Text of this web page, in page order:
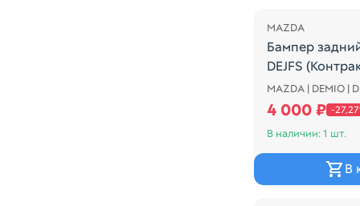
MAZDA
Бампер
DEJFS
Бампер
MAZDA | DEMIO |
4 000 ₽ -
В наличии: 1 шт.
В
Распродажа